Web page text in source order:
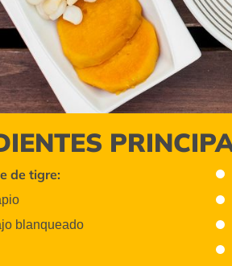
de tigre:
blanqueado